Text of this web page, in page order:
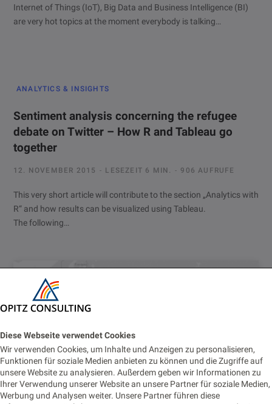
Diese Webseite verwendet Cookies
Wir verwenden Cookies, um Inhalte und Anzeigen zu personalisieren,
Funktionen für soziale Medien anbieten zu können und die Zugriffe auf
unsere Website zu analysieren. Außerdem geben wir Informationen zu
Ihrer Verwendung unserer Website an unsere Partner für soziale Medien,
Werbung und Analysen weiter. Unsere Partner führen diese
Internet of Things (IoT), Big Data and Business Intelligence (BI)
are very hot topics at the moment everybody is talking…
ANALYTICS & INSIGHTS
Sentiment analysis concerning the refugee
debate on Twitter – How R and Tableau go
together
12. NOVEMBER 2015 LESEZEIT 6 MIN. 906 AUFRUFE
This very short article will contribute to the section „Analytics with
R“ and how results can be visualized using Tableau.
The following…